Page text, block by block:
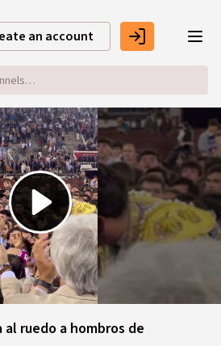
an account
Play
Video
ruedo a hombros de